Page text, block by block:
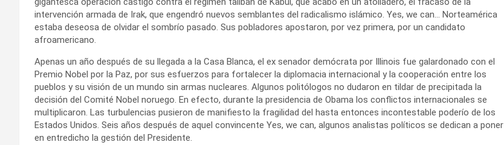
intervención armada de Irak, que engendró nuevos semblantes del radicalismo islámico. Yes, we can… Norteamérica
estaba deseosa de olvidar el sombrío pasado. Sus pobladores apostaron, por vez primera, por un candidato
afroamericano.
Apenas un año después de su llegada a la Casa Blanca, el ex senador demócrata por Illinois fue galardonado con el
Premio Nobel por la Paz, por sus esfuerzos para fortalecer la diplomacia internacional y la cooperación entre los
pueblos y su visión de un mundo sin armas nucleares. Algunos politólogos no dudaron en tildar de precipitada la
decisión del Comité Nobel noruego. En efecto, durante la presidencia de Obama los conflictos internacionales se
multiplicaron. Las turbulencias pusieron de manifiesto la fragilidad del hasta entonces incontestable poderío de los
Estados Unidos. Seis años después de aquel convincente Yes, we can, algunos analistas políticos se dedican a poner
en entredicho la gestión del Presidente.